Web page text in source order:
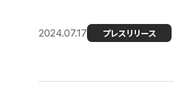
2024.07.17 プレスリリース